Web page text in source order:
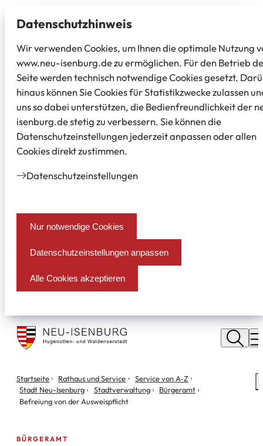
Datenschutz­hinweis
Wir verwenden Cookies, um Ihnen die optimale Nutzung
www.neu-isenburg.de zu ermöglichen. Für den Betrieb
Seite werden technisch notwendige Cookies gesetzt.
hinaus können Sie Cookies für Statistikzwecke zulassen
uns so dabei unterstützen, die Bedienfreundlichkeit der
isenburg.de stetig zu verbessern. Sie können die
Datenschutzeinstellungen jederzeit anpassen oder allen
Cookies direkt zustimmen.
Datenschutz­einstellungen
Nur notwendige Cookies
Datenschutzeinstellungen anpassen
Alle Cookies akzeptieren
Stadt
Neu
Isenburg
Sie
befinden
sich
Startseite Rathaus und Service
Service von A-Z
Stadt Neu-Isenburg
Stadtverwaltung
Bürgeramt
Befreiung von der Ausweispflicht
BÜRGERAMT